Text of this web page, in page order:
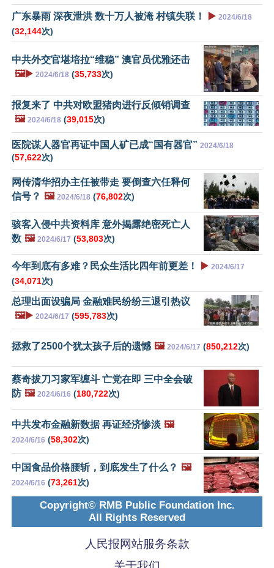
广东暴雨 深夜泄洪 数十万人被淹 村镇失联！ ▶️ 2024/6/18
(32,144次)
中共外交官堪培拉“维稳” 澳官员优雅还击
🖼️▶️ 2024/6/18 (35,733次)
报复来了 中共对欧盟猪肉进行反倾销调查
🖼️ 2024/6/18 (39,015次)
医院谋人器官再证中国人矿已成“国有器官” 2024/6/18
(57,622次)
网传清华招办主任被带走 要倒查六任释何
信号？ 🖼️ 2024/6/18 (76,802次)
骇客入侵中共资料库 意外揭露绝密死亡人
数 🖼️ 2024/6/17 (53,803次)
今年到底有多难？民众生活比四年前更差！ ▶️ 2024/6/17
(34,071次)
总理出面设骗局 金融难民纷纷三退引热议
🖼️▶️ 2024/6/17 (595,783次)
拯救了2500个犹太孩子后的遗憾 🖼️ 2024/6/17 (850,212次)
蔡奇拔刀习家军缠斗 亡党在即 三中全会破
防 🖼️ 2024/6/16 (180,722次)
中共发布金融新数据 再证经济惨淡 🖼️
2024/6/16 (58,302次)
中国食品价格腰斩，到底发生了什么？ 🖼️
2024/6/16 (73,261次)
Copyright© RMB Public Foundation Inc.
All Rights Reserved
人民报网站服务条款